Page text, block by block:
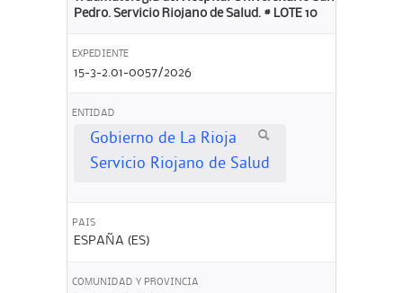
Pedro. Servicio Riojano de Salud. # LOTE 10
EXPEDIENTE
15-3-2.01-0057/2026
ENTIDAD
Gobierno de La Rioja
Servicio Riojano de Salud
PAIS
ESPAÑA (ES)
COMUNIDAD Y PROVINCIA